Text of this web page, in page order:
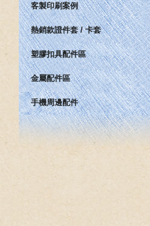
客製印刷案例
熱銷款證件套 / 卡套
塑膠扣具配件區
金屬配件區
手機周邊配件